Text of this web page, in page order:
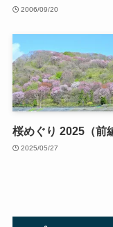
2006/09/20
桜めぐり 2025（前
2025/05/27